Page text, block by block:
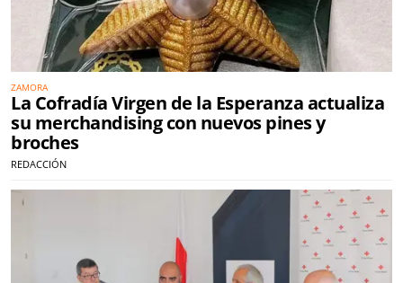
ZAMORA
La Cofradía Virgen de la Esperanza actualiza
su merchandising con nuevos pines y
broches
REDACCIÓN